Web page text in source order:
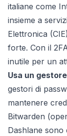
italiane come
insieme a
Elettronica
forte. Con il
inutile per un
Usa un
gestori di
mantenere
Bitwarden
Dashlane sono